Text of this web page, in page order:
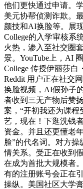
他们更快通过申请。
美元协帮侦测诈欺。
颜技和AI换脸等。展
College的入学审核系
火热，渗入至社交圈
景。YouTube上，AI
College 传授伊丽莎白
Reddit 用户正在社交
换脸视频，AI假孙子
者收到三无产物后赞
案，“开初我还为课
艺，现在！下逛洗钱
资金。并且还更懂老
脸”的代名词。对方
情关系。受正在收到
在成为首批大规模者
有的注册账号会正在
操纵。美国社区大学